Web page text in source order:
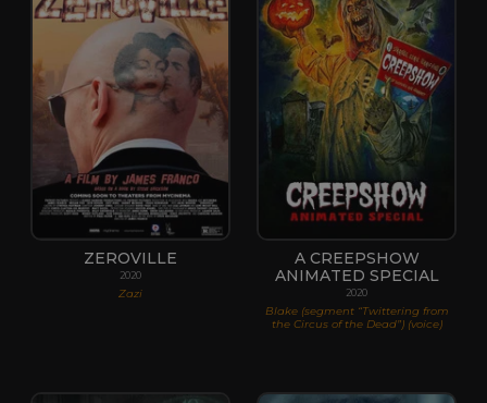
ZEROVILLE
2020
Zazi
A CREEPSHOW
ANIMATED SPECIAL
2020
Blake (segment “Twittering from
the Circus of the Dead”) (voice)